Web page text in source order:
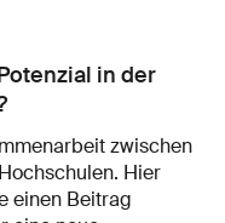
in der
zwischen
Hier
einen Beitrag